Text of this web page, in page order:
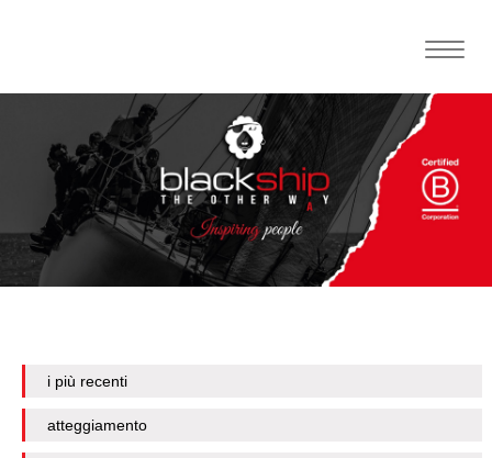
Toggle
i più recenti
atteggiamento